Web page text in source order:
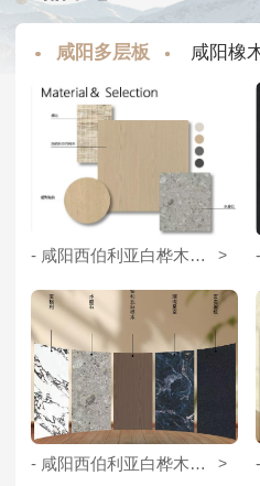
咸阳多层板
- 咸阳西伯利亚白桦木SM96051 >
- 咸阳西伯利亚白桦木SM96055 >